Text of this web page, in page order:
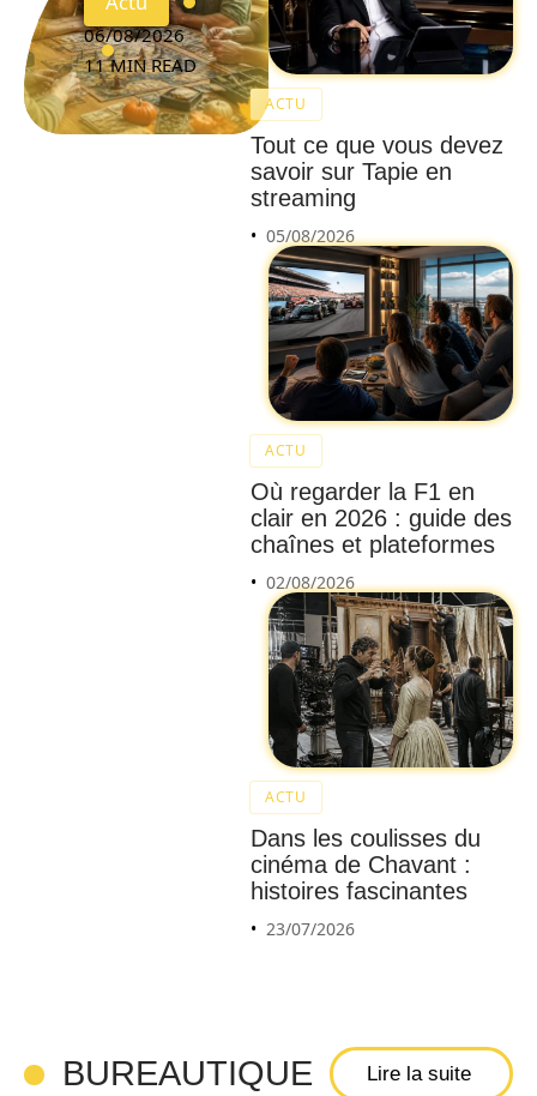
06/08/2026
11 MIN READ
ACTU
Tout ce que vous devez
savoir sur Tapie en
streaming
05/08/2026
ACTU
Où regarder la F1 en
clair en 2026 : guide des
chaînes et plateformes
02/08/2026
ACTU
Dans les coulisses du
cinéma de Chavant :
histoires fascinantes
23/07/2026
BUREAUTIQUE Lire la suite
Évitez
les
erreurs
couran
avec
logiciel
gratuit
pour
un mot
de
passe
extern